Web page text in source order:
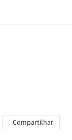
Compartilhar